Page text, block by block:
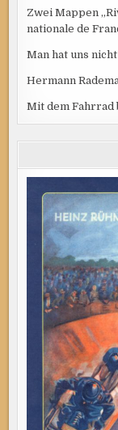
Zwei Mappen
nationale de
Man hat uns
Hermann
Mit dem Fahrrad